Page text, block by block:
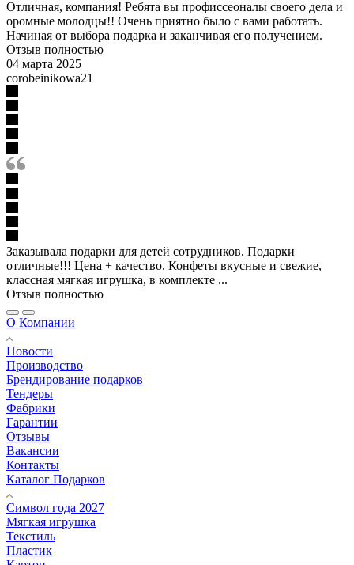
Отличная, компания! Ребята вы профиссеоналы своего дела и
оромные молодцы!! Очень приятно было с вами работать.
Начиная от выбора подарка и заканчивая его получением.
Отзыв полностью
04 марта 2025
corobeinikowa21
Заказывала подарки для детей сотрудников. Подарки
отличные!!! Цена + качество. Конфеты вкусные и свежие,
классная мягкая игрушка, в комплекте ...
Отзыв полностью
О Компании
Новости
Производство
Брендирование подарков
Тендеры
Фабрики
Гарантии
Отзывы
Вакансии
Контакты
Каталог Подарков
Символ года 2027
Мягкая игрушка
Текстиль
Пластик